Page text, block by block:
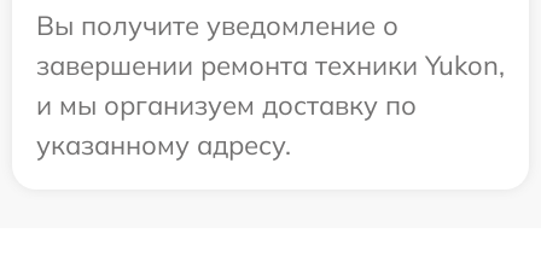
Вы получите уведомление о
завершении ремонта техники Yukon,
и мы организуем доставку по
указанному адресу.